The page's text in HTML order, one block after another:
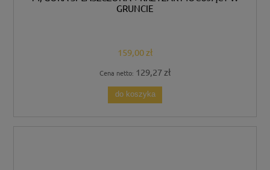
GRUNCIE
159,00 zł
Cena netto: 129,27 zł
do koszyka